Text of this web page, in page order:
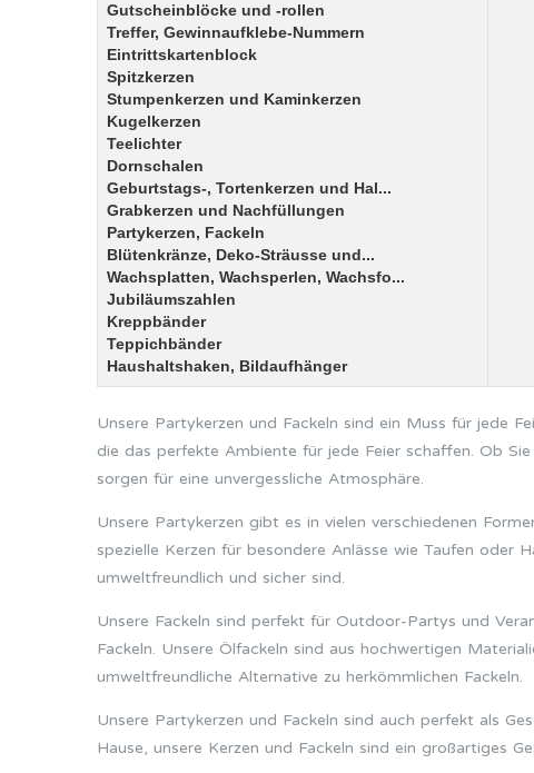
Gutscheinblöcke und -rollen
Treffer, Gewinnaufklebe-Nummern
Eintrittskartenblock
Spitzkerzen
Stumpenkerzen und Kaminkerzen
Kugelkerzen
Teelichter
Dornschalen
Geburtstags-, Tortenkerzen und Hal...
Grabkerzen und Nachfüllungen
Partykerzen, Fackeln
Blütenkränze, Deko-Sträusse und...
Wachsplatten, Wachsperlen, Wachsfo...
Jubiläumszahlen
Kreppbänder
Teppichbänder
Haushaltshaken, Bildaufhänger
Unsere Partykerzen und Fackeln sind ein Muss für jede
die das perfekte Ambiente für jede Feier schaffen. Ob
sorgen für eine unvergessliche Atmosphäre.
Unsere Partykerzen gibt es in vielen verschiedenen
spezielle Kerzen für besondere Anlässe wie Taufen oder
umweltfreundlich und sicher sind.
Unsere Fackeln sind perfekt für Outdoor-Partys und
Fackeln. Unsere Ölfackeln sind aus hochwertigen
umweltfreundliche Alternative zu herkömmlichen Fackeln.
Unsere Partykerzen und Fackeln sind auch perfekt als
Hause, unsere Kerzen und Fackeln sind ein großartiges